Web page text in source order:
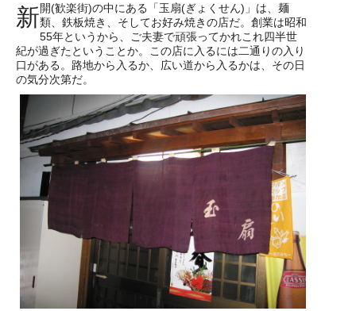
新開(歓楽街)の中にある「玉扇(ぎょくせん)」は、麺
類、鉄板焼き、そしてお好み焼きの店だ。創業は昭和
55年というから、ご夫妻で頑張ってかれこれ四半世
紀が過ぎたということか。この店に入るには二通りの入り
口がある。路地から入るか、広い道から入るかは、その日
の気分次第だ。